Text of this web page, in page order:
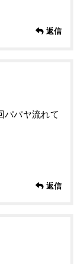
返信
パパヤ流れて
返信